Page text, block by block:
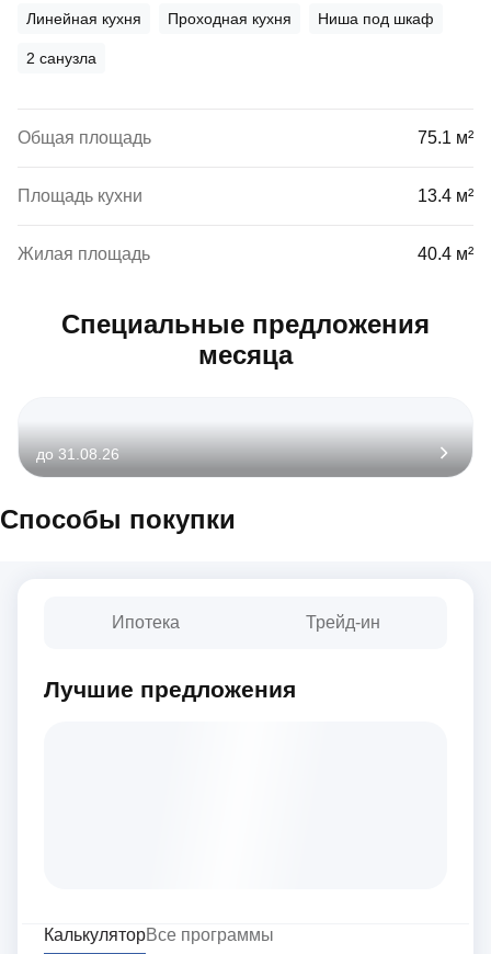
Линейная кухня Проходная кухня Ниша под шкаф
2 санузла
Общая площадь 75.1 м²
Площадь кухни 13.4 м²
Жилая площадь 40.4 м²
Специальные предложения
месяца
до 31.08.26
Способы покупки
Ипотека Трейд-ин
Лучшие предложения
КалькуляторВсе программы